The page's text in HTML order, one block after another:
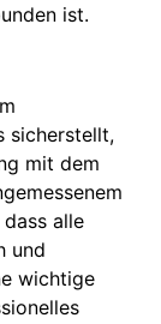
ist.
sicherstellt,
mit dem
alle
und
wichtige